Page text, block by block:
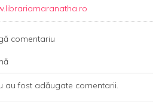
comentariu
au fost adăugate comentarii.